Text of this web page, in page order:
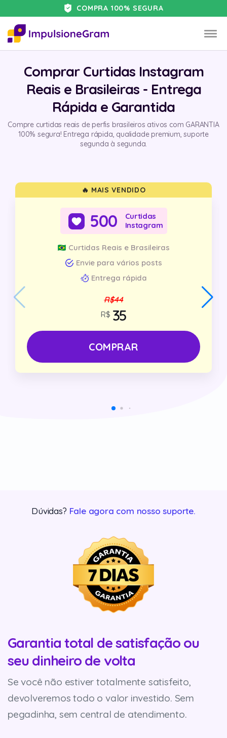
COMPRA 100% SEGURA
Comprar Curtidas Instagram
Reais e Brasileiras - Entrega
Rápida e Garantida
Compre curtidas reais de perfis brasileiros ativos com GARANTIA
100% segura! Entrega rápida, qualidade premium, suporte
segunda à segunda.
🔥 MAIS VENDIDO
500
Curtidas
Instagram
Curtidas Reais e Brasileiras
Envie para vários posts
Entrega rápida
R$44
R$
COMPRAR
Dúvidas? Fale agora com nosso suporte.
Garantia total de satisfação ou
seu dinheiro de volta
Se você não estiver totalmente satisfeito,
devolveremos todo o valor investido. Sem
pegadinha, sem central de atendimento.